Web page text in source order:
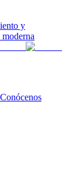
y
Conócenos